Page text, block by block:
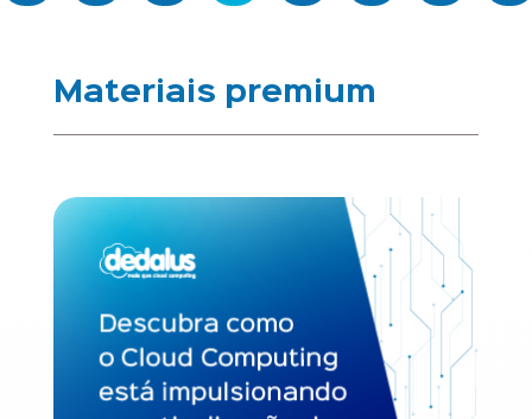
Materiais premium